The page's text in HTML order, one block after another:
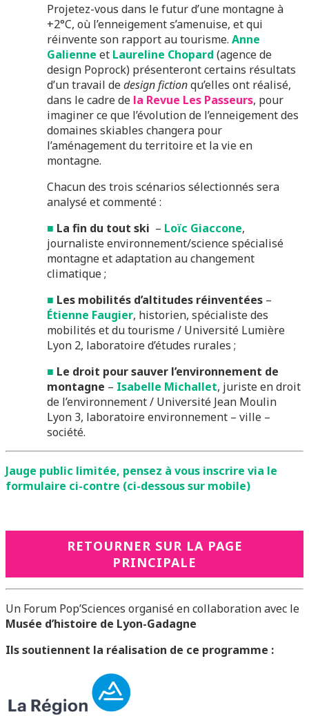
Projetez-vous dans le futur d’une montagne à
+2°C, où l’enneigement s’amenuise, et qui
réinvente son rapport au tourisme. Anne
Galienne et Laureline Chopard (agence de
design Poprock) présenteront certains résultats
d’un travail dedesign fictionqu’elles ont réalisé,
dans le cadre de la Revue Les Passeurs, pour
imaginer ce que l’évolution de l’enneigement des
domaines skiables changera pour
l’aménagement du territoire et la vie en
montagne.
Chacun des trois scénarios sélectionnés sera
analysé et commenté :
■ La fin du tout ski – Loïc Giaccone,
journaliste environnement/science spécialisé
montagne et adaptation au changement
climatique ;
■ Les mobilités d’altitudes réinventées –
Étienne Faugier, historien, spécialiste des
mobilités et du tourisme / Université Lumière
Lyon 2, laboratoire d’études rurales ;
■ Le droit pour sauver l’environnement de
montagne – Isabelle Michallet, juriste en droit
de l’environnement / Université Jean Moulin
Lyon 3, laboratoire environnement – ville –
société.
Jauge public limitée, pensez à vous inscrire via le
formulaire ci-contre (ci-dessous sur mobile)
RETOURNER SUR LA PAGE
PRINCIPALE
Un Forum Pop’Sciences organisé en collaboration avec le
Musée d’histoire de Lyon-Gadagne
Ils soutiennent la réalisation de ce programme :